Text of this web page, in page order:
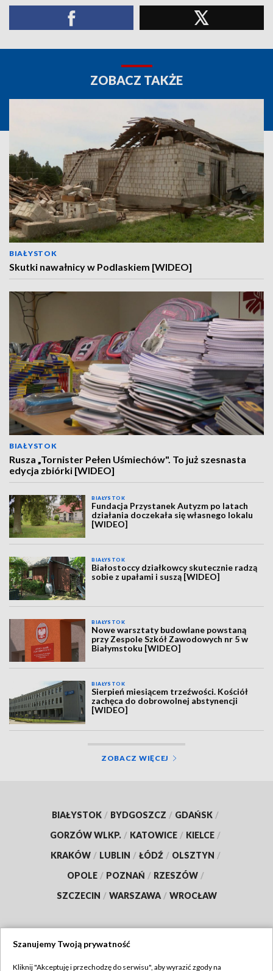
ZOBACZ TAKŻE
BIAŁYSTOK
Skutki nawałnicy w Podlaskiem [WIDEO]
BIAŁYSTOK
Rusza „Tornister Pełen Uśmiechów". To już szesnasta
edycja zbiórki [WIDEO]
BIAŁYSTOK
Fundacja Przystanek Autyzm po latach
działania doczekała się własnego lokalu
[WIDEO]
BIAŁYSTOK
Białostoccy działkowcy skutecznie radzą
sobie z upałami i suszą [WIDEO]
BIAŁYSTOK
Nowe warsztaty budowlane powstaną
przy Zespole Szkół Zawodowych nr 5 w
Białymstoku [WIDEO]
BIAŁYSTOK
Sierpień miesiącem trzeźwości. Kościół
zachęca do dobrowolnej abstynencji
[WIDEO]
ZOBACZ WIĘCEJ
BIAŁYSTOK / BYDGOSZCZ / GDAŃSK /
GORZÓW WLKP. / KATOWICE / KIELCE /
KRAKÓW / LUBLIN / ŁÓDŹ / OLSZTYN /
OPOLE / POZNAŃ / RZESZÓW /
SZCZECIN / WARSZAWA / WROCŁAW
Szanujemy Twoją prywatność
Kliknij "Akceptuję i przechodzę do serwisu", aby wyrazić zgody na